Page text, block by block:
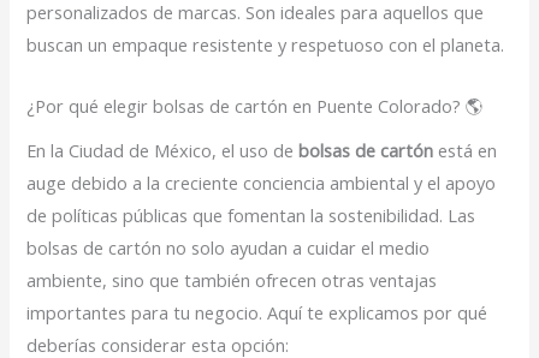
personalizados de marcas. Son ideales para aquellos que
buscan un empaque resistente y respetuoso con el planeta.
¿Por qué elegir bolsas de cartón en Puente Colorado? 🌎
En la Ciudad de México, el uso debolsas de cartón está en
auge debido a la creciente conciencia ambiental y el apoyo
de políticas públicas que fomentan la sostenibilidad. Las
bolsas de cartón no solo ayudan a cuidar el medio
ambiente, sino que también ofrecen otras ventajas
importantes para tu negocio. Aquí te explicamos por qué
deberías considerar esta opción: